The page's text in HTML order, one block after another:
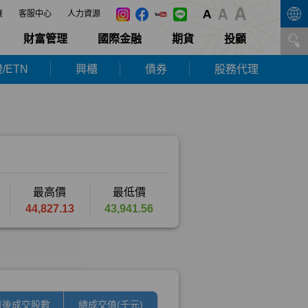
客服中心 人力資源
財富管理 國際金融 期貨 投顧
ETN 興櫃 債券 股務代理